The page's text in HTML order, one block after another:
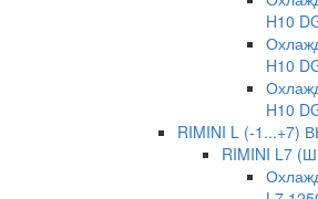
H10
H10
H10
RIMINI L (-1...+7)
RIMINI L7